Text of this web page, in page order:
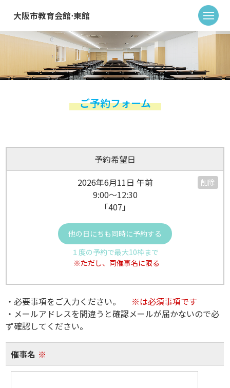
大阪市教育会館⋅東館
ご予約フォーム
予約希望日
2026年6月11日 午前
9:00～12:30
「407」
削除
他の日にちも同時に予約する
１度の予約で最大10枠まで
※ただし、同催事名に限る
・必要事項をご入力ください。
※は必須事項です
・メールアドレスを間違うと確認メールが届かないので必
ず確認してください。
催事名 ※